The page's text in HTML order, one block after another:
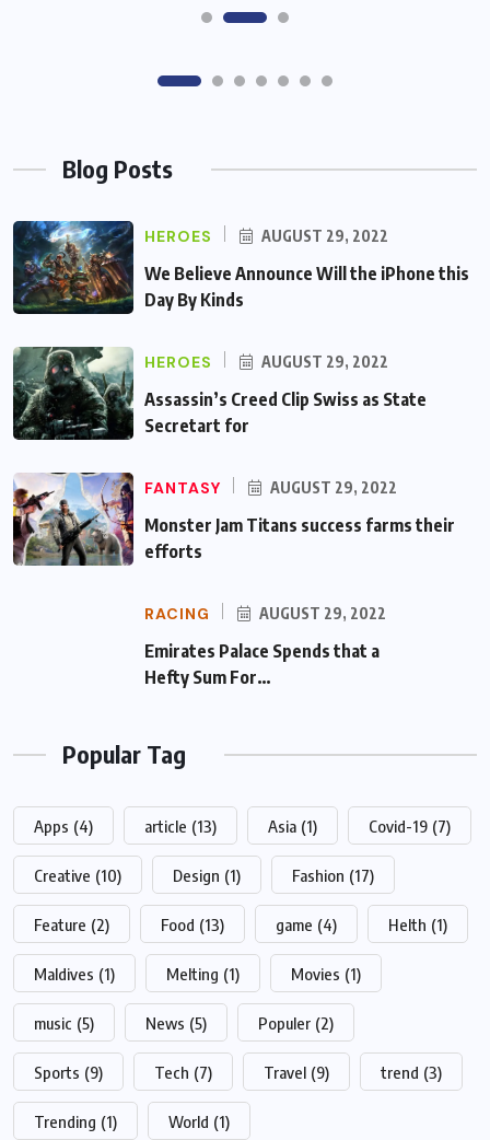
Blog Posts
HEROES AUGUST 29, 2022
We Believe Announce Will the iPhone this
Day By Kinds
HEROES AUGUST 29, 2022
Assassin’s Creed Clip Swiss as State
Secretart for
FANTASY AUGUST 29, 2022
Monster Jam Titans success farms their
efforts
RACING AUGUST 29, 2022
Emirates Palace Spends that a Hefty Sum
For…
Popular Tag
Apps (4) article (13) Asia (1) Covid-19 (7)
Creative (10) Design (1) Fashion (17)
Feature (2) Food (13) game (4) Helth (1)
Maldives (1) Melting (1) Movies (1)
music (5) News (5) Populer (2)
Sports (9) Tech (7) Travel (9) trend (3)
Trending (1) World (1)